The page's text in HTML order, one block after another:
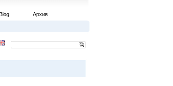
Архив